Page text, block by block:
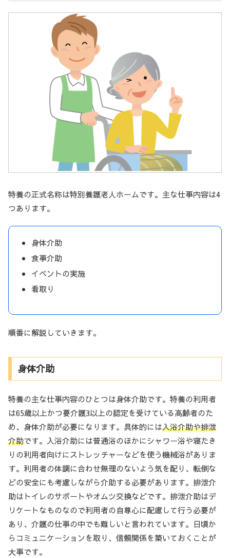
特養の正式名称は特別養護老人ホームです。主な仕事内容は4
つあります。
身体介助
食事介助
イベントの実施
看取り
順番に解説していきます。
身体介助
特養の主な仕事内容のひとつは身体介助です。特養の利用者
は65歳以上かつ要介護3以上の認定を受けている高齢者のた
め、身体介助が必要になります。具体的には入浴介助や排泄
介助です。入浴介助には普通浴のほかにシャワー浴や寝たき
りの利用者向けにストレッチャーなどを使う機械浴がありま
す。利用者の体調に合わせ無理のないよう気を配り、転倒な
どの安全にも考慮しながら介助する必要があります。排泄介
助はトイレのサポートやオムツ交換などです。排泄介助はデ
リケートなものなので利用者の自尊心に配慮して行う必要が
あり、介護の仕事の中でも難しいと言われています。日頃か
らコミュニケーションを取り、信頼関係を築いておくことが
大事です。